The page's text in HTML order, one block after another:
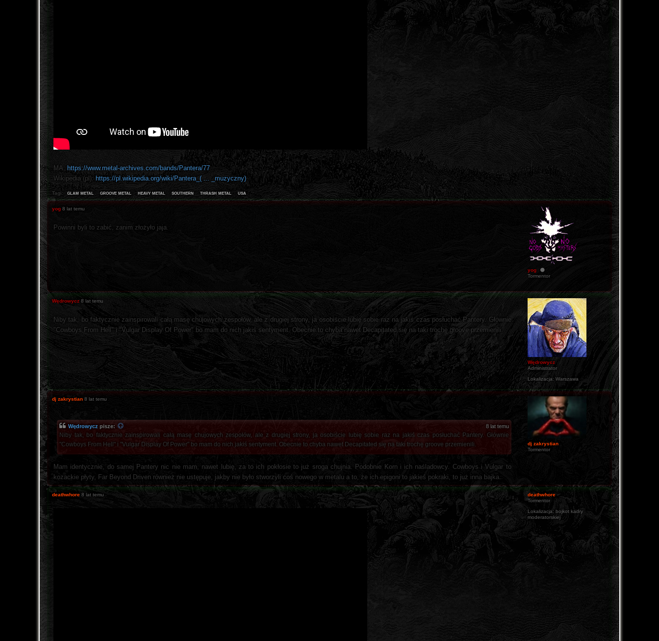
MA: https://www.metal-archives.com/bands/Pantera/77
Wikipedia (pl): https://pl.wikipedia.org/wiki/Pantera_( ... _muzyczny)
Tagi: glam metal groove metal heavy metal southern thrash metal usa
yog
Tormentor
yog 8 lat temu
Powinni byli to zabić, zanim złożyło jaja.
Wędrowycz
Administrator
Lokalizacja: Warszawa
Wędrowycz 8 lat temu
Niby tak, bo faktycznie zainspirowali całą masę chujowych zespołów, ale z drugiej strony, ja osobiście lubię sobie raz na jakiś czas posłuchać Pantery. Głównie
"Cowboys From Hell" i "Vulgar Display Of Power" bo mam do nich jakiś sentyment. Obecnie to chyba nawet Decapitated się na taki trochę groove przemienili.
dj zakrystian
Tormentor
dj zakrystian 8 lat temu
Wędrowycz pisze: 8 lat temu
Niby tak, bo faktycznie zainspirowali całą masę chujowych zespołów, ale z drugiej strony, ja osobiście lubię sobie raz na jakiś czas posłuchać Pantery. Głównie
"Cowboys From Hell" i "Vulgar Display Of Power" bo mam do nich jakiś sentyment. Obecnie to chyba nawet Decapitated się na taki trochę groove przemienili.
Mam identycznie, do samej Pantery nic nie mam, nawet lubię, za to ich pokłosie to już sroga chujnia. Podobnie Korn i ich naśladowcy. Cowboys i Vulgar to
kozackie płyty, Far Beyond Driven również nie ustępuje, jakby nie było stworzyli coś nowego w metalu a to, że ich epigoni to jakieś pokraki, to już inna bajka.
deathwhore
Tormentor
Lokalizacja: bojkot kadry
moderatorskiej
deathwhore 8 lat temu